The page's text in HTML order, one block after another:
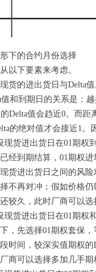
下的合约月份选择
以下要素来考虑。
货的进出货日与Delta
和到期日的关系是：
Delta值会趋近0。而
的绝对值才会接近1
现货进出货日在01期权
经到期结算，01期权
货进出货日之间的风
不再对冲；假如价格
较久，此时厂商可以
现货进出货日在01期权
，先选择01期权套保
时间，较深实值期权
商可以选择多加几手